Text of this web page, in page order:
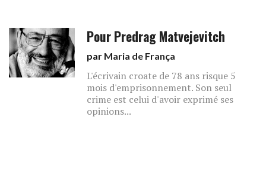
Pour Predrag Matvejevitch
par Maria de França
L'écrivain croate de 78 ans risque 5
mois d'emprisonnement. Son seul
crime est celui d'avoir exprimé ses
opinions...